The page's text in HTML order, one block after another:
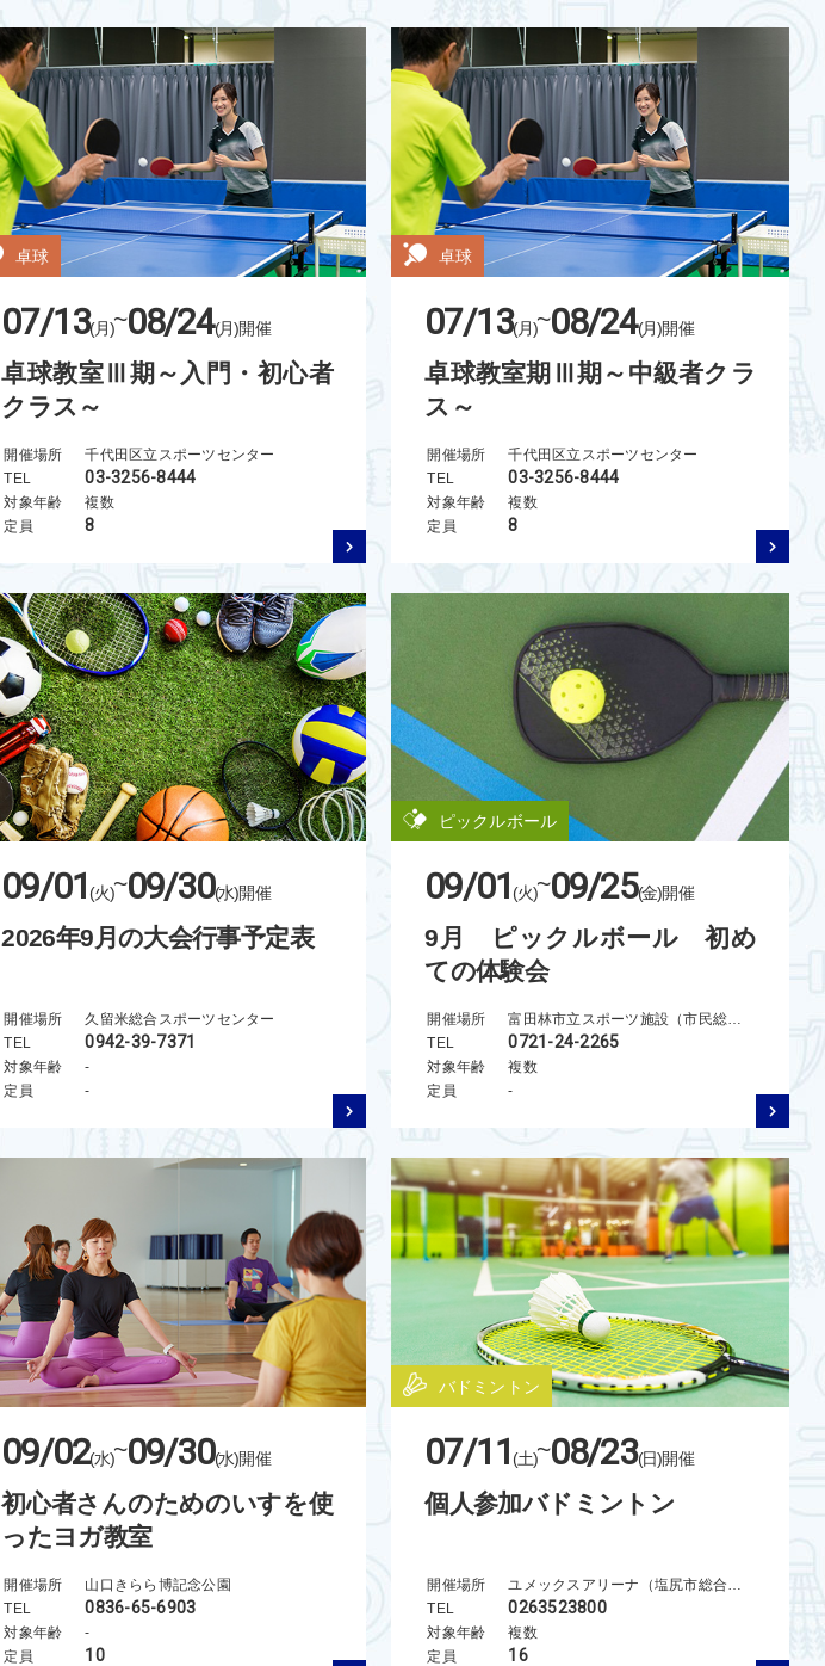
卓球
07/13(月)~08/24(月)開催
卓球教室Ⅲ期～入門・初心者
クラス～
開催場所
千代田区立スポーツセンター
TEL
03-3256-8444
対象年齢
複数
定員
8
卓球
07/13(月)~08/24(月)開催
卓球教室期Ⅲ期～中級者クラ
ス～
開催場所
千代田区立スポーツセンター
TEL
03-3256-8444
対象年齢
複数
定員
8
09/01 (火)~09/30(水)開催
2026年9月の大会行事予定表
開催場所
久留米総合スポーツセンター
TEL
0942-39-7371
対象年齢
-
定員
-
ピックルボール
09/01 (火)~09/25(金)開催
9月 ピックルボール 初め
ての体験会
開催場所
富田林市立スポーツ施設（市民総合体育館）
TEL
0721-24-2265
対象年齢
複数
定員
-
09/02(水)~09/30(水)開催
初心者さんのためのいすを使
ったヨガ教室
開催場所
山口きらら博記念公園
TEL
0836-65-6903
対象年齢
-
定員
10
バドミントン
07/11 (土)~08/23(日)開催
個人参加バドミントン
開催場所
ユメックスアリーナ（塩尻市総合体育館）
TEL
0263523800
対象年齢
複数
定員
16